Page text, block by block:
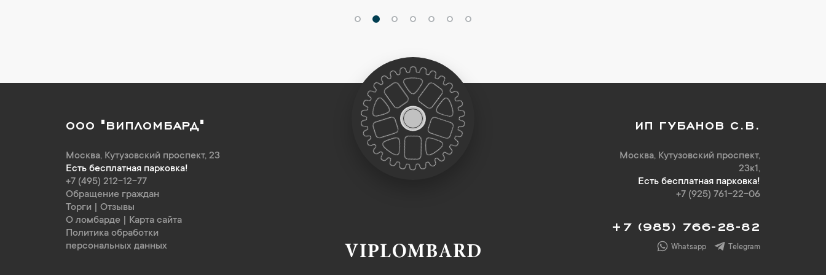
ООО "ВИПЛОМБАРД"
Москва, Кутузовский проспект, 23
Есть бесплатная парковка!
+7 (495) 212-12-77
Обращение граждан
Торги
Отзывы
О ломбарде
Карта сайта
Политика обработки
персональных данных
ИП ГУБАНОВ С.В.
Москва, Кутузовский проспект,
23к1,
Есть бесплатная парковка!
+7 (925) 761-22-06
+7 (985) 766-28-82
Whatsapp Telegram
VIPLOMBARD